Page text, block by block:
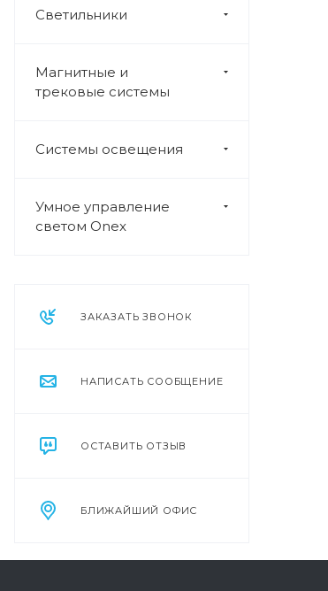
Светильники
Магнитные и
трековые системы
Системы освещения
Умное управление
светом Onex
ЗАКАЗАТЬ ЗВОНОК
НАПИСАТЬ СООБЩЕНИЕ
ОСТАВИТЬ ОТЗЫВ
БЛИЖАЙШИЙ ОФИС